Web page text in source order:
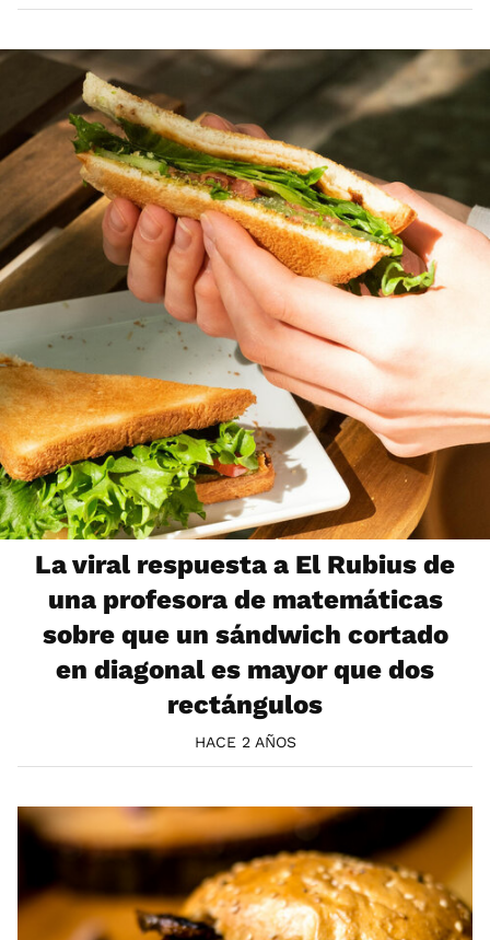
La viral respuesta a El Rubius de
una profesora de matemáticas
sobre que un sándwich cortado
en diagonal es mayor que dos
rectángulos
HACE 2 AÑOS